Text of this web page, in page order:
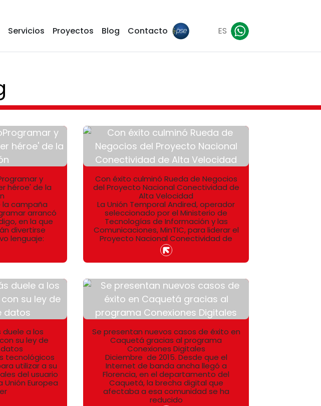
Servicios Proyectos Blog Contacto ES
y
héroe' de la
la campaña
arrancó
en la que
divertirse
lenguaje:
Con éxito culminó Rueda de Negocios
del Proyecto Nacional Conectividad de
Alta Velocidad
La Unión Temporal Andired, operador
seleccionado por el Ministerio de
Tecnologías de Información y las
Comunicaciones, MinTIC, para liderar el
Proyecto Nacional Conectividad de
duele a los
su ley de
tecnológicos
utilizar a su
del usuario
Unión Europea
Se presentan nuevos casos de éxito en
Caquetá gracias al programa
Conexiones Digitales
Diciembre de 2015. Desde que el
Internet de banda ancha llegó a
Florencia, en el departamento del
Caquetá, la brecha digital que
afectaba a esa comunidad se ha
reducido